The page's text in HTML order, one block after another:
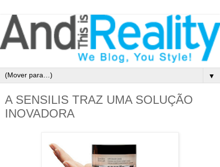
▼
A SENSILIS TRAZ UMA SOLUÇÃO
INOVADORA